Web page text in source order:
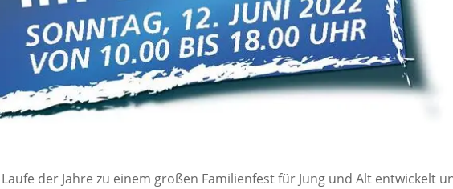
der Jahre zu einem großen Familienfest für Jung und Alt entwickelt